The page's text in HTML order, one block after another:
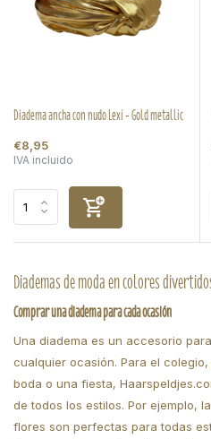
Diadema ancha con nudo Lexi - Gold metallic
€8,95
IVA incluido
Diademas de moda en colores
Comprar una diadema para cada ocasión
Una diadema es un accesorio
cualquier ocasión. Para el
boda o una fiesta,
de todos los estilos. Por ejemplo,
flores son perfectas para todas